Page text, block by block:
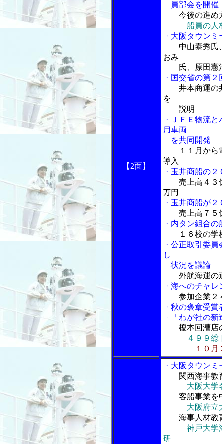
【2面】
員部会を開催
今後の進め
船員の人
・大阪タウン
中山泰秀氏
おみ
氏、原田憲治
・国交省の第
井本商運の
を
説明
・ＪＦＥ物流
用車両
を共同開発
１１月か
導入
・玉井商船の
売上高４３
万円
・玉井商船が
売上高７５
・内タン組合
１６校の学
・公正取引委
し
状況を議論
外航海運の
・海へのチャ
参加企業２
・秋の褒章受
・「わが社の新
榎本回漕店
４９９総
１０月
・大阪タウン
関西海事教
大阪大
客船事業を
大阪府立
海事人材教
神戸大学
研